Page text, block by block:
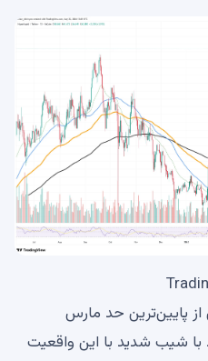
پایین‌ترین حد مارس
با شیب شدید با این واقعیت